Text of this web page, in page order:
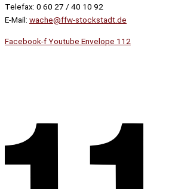
Telefax: 0 60 27 / 40 10 92
E-Mail: wache@ffw-stockstadt.de
Facebook-fYoutube Envelope 112